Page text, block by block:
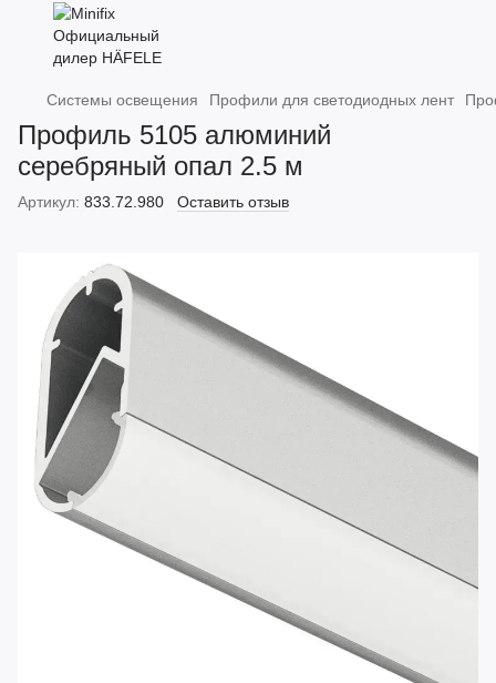
Системы освещения Профили для светодиодных лент
Профиль 5105 алюминий
серебряный опал 2.5 м
Артикул: 833.72.980 Оставить отзыв